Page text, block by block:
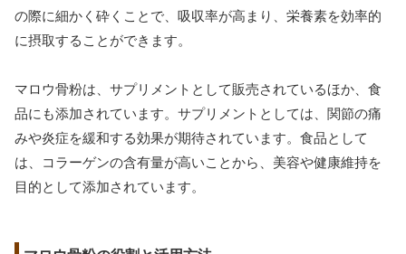
の際に細かく砕くことで、吸収率が高まり、栄養素を効率的
に摂取することができます。
マロウ骨粉は、サプリメントとして販売されているほか、食
品にも添加されています。サプリメントとしては、関節の痛
みや炎症を緩和する効果が期待されています。食品として
は、コラーゲンの含有量が高いことから、美容や健康維持を
目的として添加されています。